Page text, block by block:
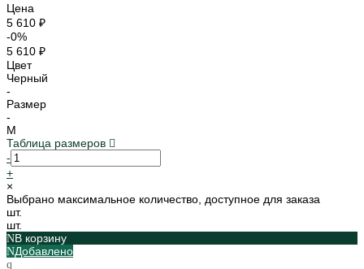
Цена
5 610 ₽
-0%
5 610 ₽
Цвет
Черный
-
Размер
-
M
Таблица размеров
-
+
×
Выбрано максимальное количество, доступное для заказа
шт.
шт.
В корзину
Добавлено